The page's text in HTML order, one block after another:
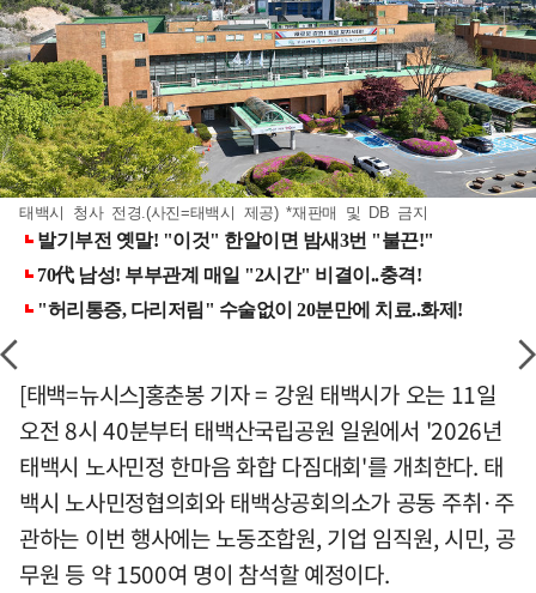
태백시 청사 전경.(사진=태백시 제공) *재판매 및 DB 금지
[태백=뉴시스]홍춘봉 기자 = 강원 태백시가 오는 11일
오전 8시 40분부터 태백산국립공원 일원에서 '2026년
태백시 노사민정 한마음 화합 다짐대회'를 개최한다. 태
백시 노사민정협의회와 태백상공회의소가 공동 주취·주
관하는 이번 행사에는 노동조합원, 기업 임직원, 시민, 공
무원 등 약 1500여 명이 참석할 예정이다.